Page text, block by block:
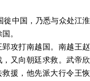
徙中国，乃悉与众处江淮
。
攻打南越国。南越王赵
又向朝廷求救。武帝欣
援，他先派大行令王恢